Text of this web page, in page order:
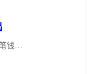
钱…